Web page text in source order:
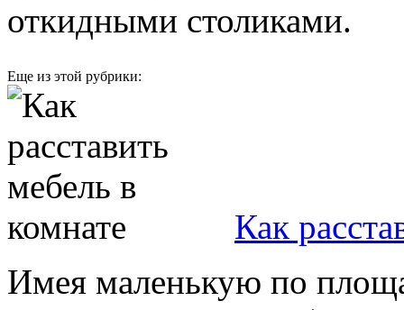
откидными столиками.
Еще из этой рубрики:
Как
Имея маленькую по